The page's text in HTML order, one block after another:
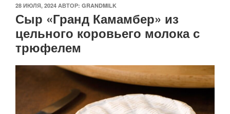
ОПУБЛИКОВАНО
28 ИЮЛЯ, 2024 АВТОР: GRANDMILK
Сыр «Гранд Камамбер» из
цельного коровьего молока с
трюфелем